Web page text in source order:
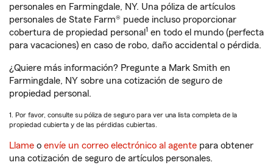
personales en Farmingdale, NY. Una póliza de artículos
personales de State Farm® puede incluso proporcionar
cobertura de propiedad personal 1 en todo el mundo (perfecta
para vacaciones) en caso de robo, daño accidental o pérdida.
¿Quiere más información? Pregunte a Mark Smith en
Farmingdale, NY sobre una cotización de seguro de
propiedad personal.
1. Por favor, consulte su póliza de seguro para ver una lista completa de la
propiedad cubierta y de las pérdidas cubiertas.
Llame o envíe un correo electrónico al agente para obtener
una cotización de seguro de artículos personales.